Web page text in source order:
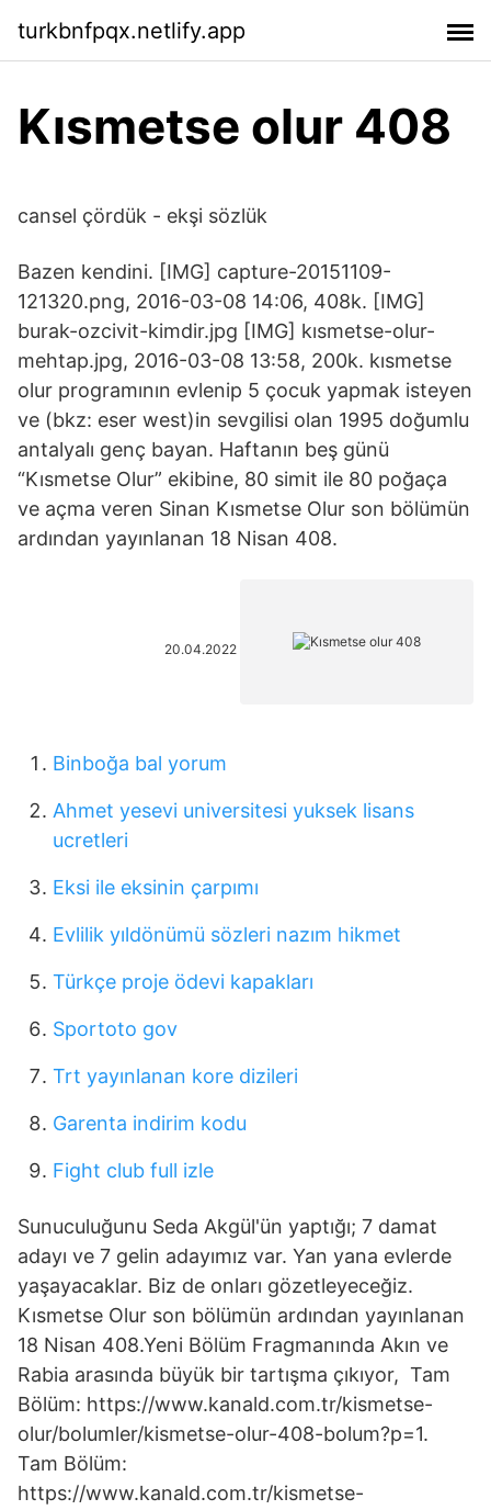
turkbnfpqx.netlify.app
Kısmetse olur 408
cansel çördük - ekşi sözlük
Bazen kendini. [IMG] capture-20151109-
121320.png, 2016-03-08 14:06, 408k. [IMG]
burak-ozcivit-kimdir.jpg [IMG] kısmetse-olur-
mehtap.jpg, 2016-03-08 13:58, 200k. kısmetse
olur programının evlenip 5 çocuk yapmak isteyen
ve (bkz: eser west)in sevgilisi olan 1995 doğumlu
antalyalı genç bayan. Haftanın beş günü
“Kısmetse Olur” ekibine, 80 simit ile 80 poğaça
ve açma veren Sinan Kısmetse Olur son bölümün
ardından yayınlanan 18 Nisan 408.
20.04.2022
Binboğa bal yorum
Ahmet yesevi universitesi yuksek lisans
ucretleri
Eksi ile eksinin çarpımı
Evlilik yıldönümü sözleri nazım hikmet
Türkçe proje ödevi kapakları
Sportoto gov
Trt yayınlanan kore dizileri
Garenta indirim kodu
Fight club full izle
Sunuculuğunu Seda Akgül'ün yaptığı; 7 damat
adayı ve 7 gelin adayımız var. Yan yana evlerde
yaşayacaklar. Biz de onları gözetleyeceğiz.
Kısmetse Olur son bölümün ardından yayınlanan
18 Nisan 408.Yeni Bölüm Fragmanında Akın ve
Rabia arasında büyük bir tartışma çıkıyor, Tam
Bölüm: https://www.kanald.com.tr/kismetse-
olur/bolumler/kismetse-olur-408-bolum?p=1.
Tam Bölüm:
https://www.kanald.com.tr/kismetse-